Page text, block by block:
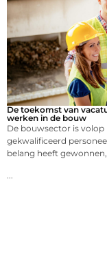
De toekomst van
werken in de bouw
De bouwsector is
gekwalificeerd
belang heeft gewonnen,
...